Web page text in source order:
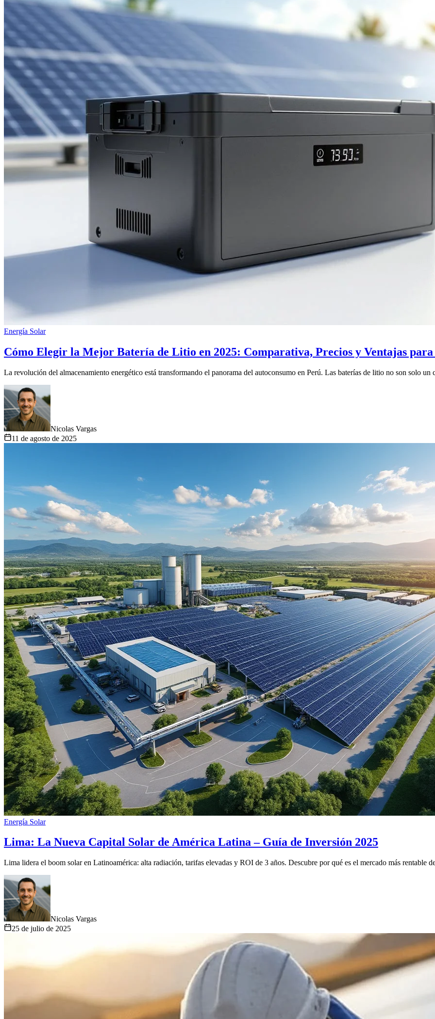
Energía Solar
Cómo Elegir la Mejor Batería de Litio en 2025: Comparativa, Precios y Ventajas
La revolución del almacenamiento energético está transformando el panorama del autoconsumo en Perú. Las baterías de litio no son solo un
Nicolas Vargas
11 de agosto de 2025
Energía Solar
Lima: La Nueva Capital Solar de América Latina – Guía de Inversión 2025
Lima lidera el boom solar en Latinoamérica: alta radiación, tarifas elevadas y ROI de 3 años. Descubre por qué es el mercado más rentable
Nicolas Vargas
25 de julio de 2025